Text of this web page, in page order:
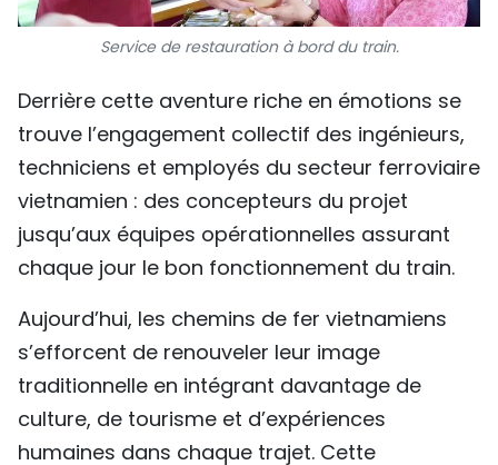
Service de restauration à bord du train.
Derrière cette aventure riche en émotions se
trouve l’engagement collectif des ingénieurs,
techniciens et employés du secteur ferroviaire
vietnamien : des concepteurs du projet
jusqu’aux équipes opérationnelles assurant
chaque jour le bon fonctionnement du train.
Aujourd’hui, les chemins de fer vietnamiens
s’efforcent de renouveler leur image
traditionnelle en intégrant davantage de
culture, de tourisme et d’expériences
humaines dans chaque trajet. Cette